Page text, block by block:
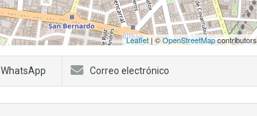
Leaflet | ©OpenStreetMapcontributors
WhatsApp Correo electrónico